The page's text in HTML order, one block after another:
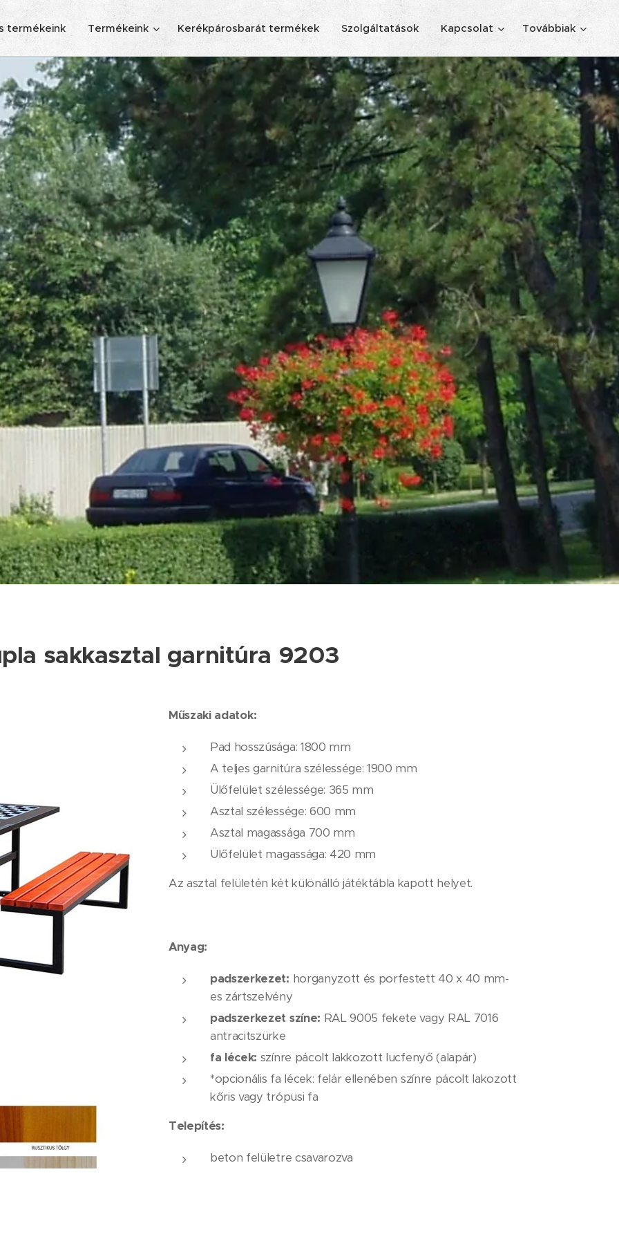
termékeink Termékeink Kerékpárosbarát termékek Szolgáltatások Kapcsolat Továbbiak
sakkasztal garnitúra 9203
Műszaki adatok:
Pad hosszúsága: 1800 mm
A teljes garnitúra szélessége: 1900 ​​mm
Ülőfelület szélessége: 365 ​​mm
Asztal szélessége: 600 mm
Asztal magassága 700 mm
Ülőfelület magassága: 420 mm
Az asztal felületén két különálló játéktábla kapott helyet.
Anyag:
padszerkezet: horganyzott és porfestett 40 x 40 mm-
es zártszelvény
padszerkezet színe: RAL 9005 fekete vagy RAL 7016
antracitszürke
fa lécek: színre pácolt lakkozott lucfenyő (alapár)
*opcionális fa lécek: felár ellenében színre pácolt lakozott
kőris vagy trópusi fa
Telepítés:
beton felületre csavarozva